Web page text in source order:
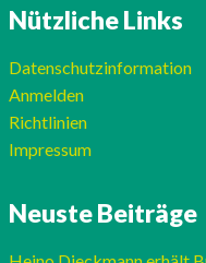
Nützliche Links
Datenschutzinformation
Anmelden
Richtlinien
Impressum
Neuste Beiträge